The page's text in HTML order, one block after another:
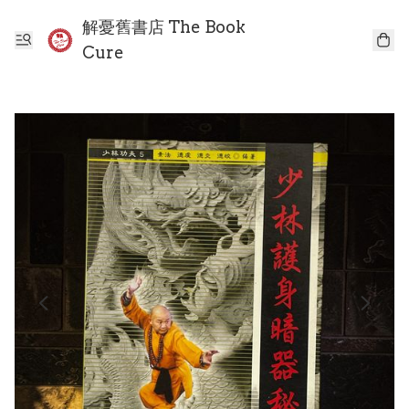
解憂舊書店 The Book
Cure